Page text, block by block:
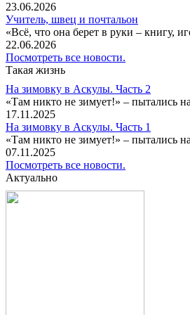
23.06.2026
Учитель, швец и почтальон
«Всё, что она берет в руки – книгу,
22.06.2026
Посмотреть все новости.
Такая жизнь
На зимовку в Аскулы. Часть 2
«Там никто не зимует!» – пытались
17.11.2025
На зимовку в Аскулы. Часть 1
«Там никто не зимует!» – пытались
07.11.2025
Посмотреть все новости.
Актуально